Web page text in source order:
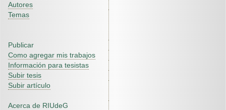
Autores
Temas
Publicar
Como agregar mis trabajos
Información para tesistas
Subir tesis
Subir artículo
Acerca de RIUdeG